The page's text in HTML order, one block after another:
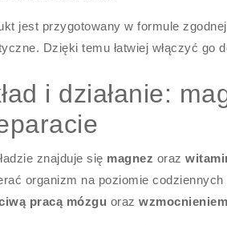
jest przygotowany w formule
Dzięki temu łatwiej włączyć go
i działanie:
znajduje się magnez oraz
organizm na poziomie
pracą mózgu oraz